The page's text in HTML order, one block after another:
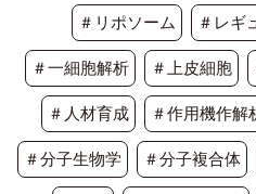
＃リポソーム ＃レギ
＃一細胞解析 ＃上皮細胞
＃人材育成 ＃作用機作解
＃分子生物学 ＃分子複合体